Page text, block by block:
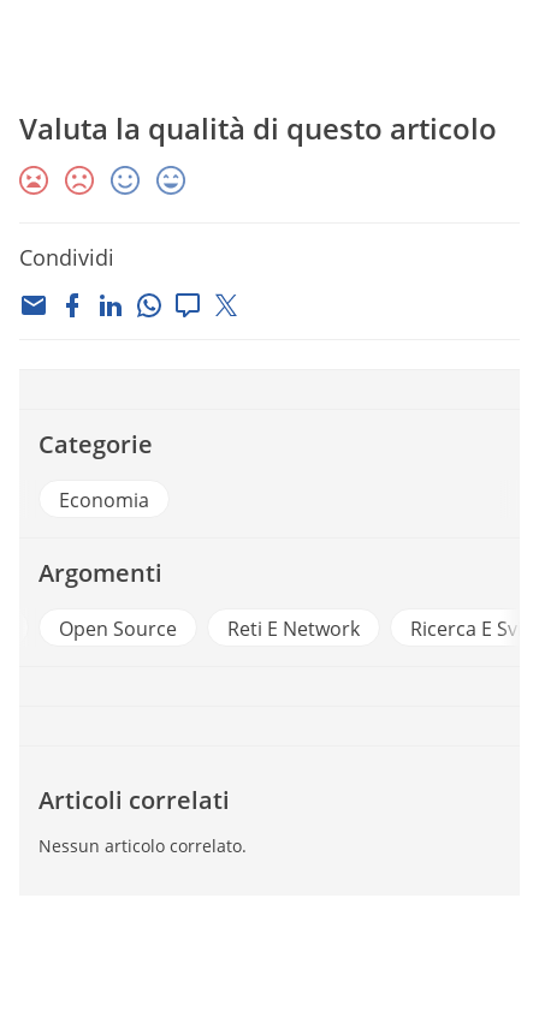
Valuta la qualità di questo articolo
Condividi
Categorie
Economia
Argomenti
Open Source Reti E Network Ricerca E
Articoli correlati
Nessun articolo correlato.